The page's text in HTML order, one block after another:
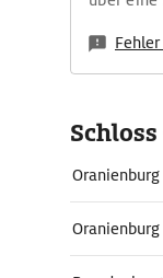
Oranienburg
Oranienburg